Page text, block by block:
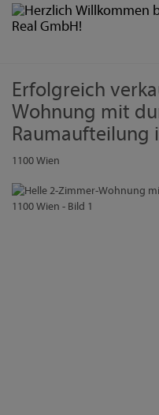
Erfolgreich
Wohnung mit
Raumaufteilung
1100 Wien